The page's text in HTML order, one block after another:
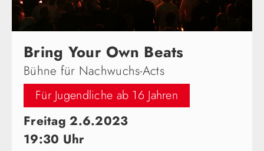
Bring Your Own Beats
Bühne für Nachwuchs-Acts
Für Jugendliche ab 16 Jahren
Freitag 2.6.2023
19:30 Uhr